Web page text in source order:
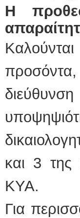
Η
και 3
ΚΥΑ.
Για